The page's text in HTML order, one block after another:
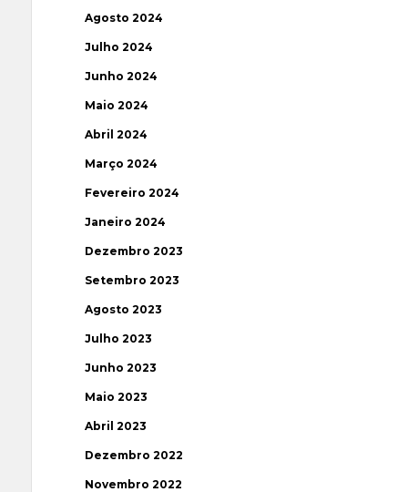
Agosto 2024
Julho 2024
Junho 2024
Maio 2024
Abril 2024
Março 2024
Fevereiro 2024
Janeiro 2024
Dezembro 2023
Setembro 2023
Agosto 2023
Julho 2023
Junho 2023
Maio 2023
Abril 2023
Dezembro 2022
Novembro 2022